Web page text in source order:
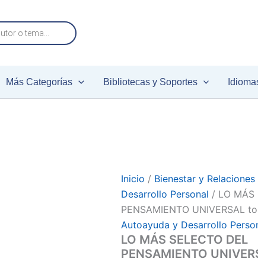
Más Categorías Bibliotecas y Soportes
Inicio / Bienestar y Relaciones
Desarrollo Personal / LO MÁS
PENSAMIENTO UNIVERSAL
Autoayuda y Desarrollo
LO MÁS SELECTO DEL
PENSAMIENTO
3
cantidad